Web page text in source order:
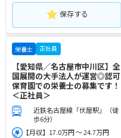
保存する
栄養士 正社員
【愛知県／名古屋市中川区】全
国展開の大手法人が運営◎認可
保育園での栄養士の募集です！
＜正社員＞
近鉄名古屋線「伏屋駅」（徒
歩6分）
【月収】17.0万円 ～ 24.7万円